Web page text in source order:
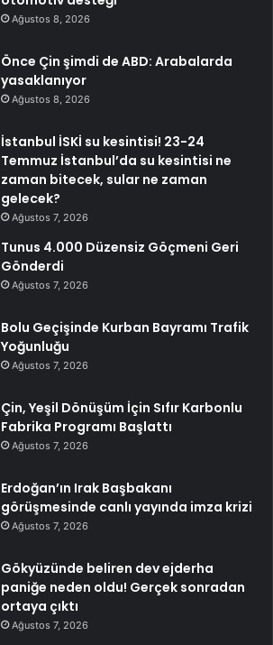
Ağustos 8, 2026
Önce Çin şimdi de ABD: Arabalarda
yasaklanıyor
Ağustos 8, 2026
İstanbul İSKİ su kesintisi! 23-24
Temmuz İstanbul’da su kesintisi ne
zaman bitecek, sular ne zaman
gelecek?
Ağustos 7, 2026
Tunus 4.000 Düzensiz Göçmeni Geri
Gönderdi
Ağustos 7, 2026
Bolu Geçişinde Kurban Bayramı Trafik
Yoğunluğu
Ağustos 7, 2026
Çin, Yeşil Dönüşüm İçin Sıfır Karbonlu
Fabrika Programı Başlattı
Ağustos 7, 2026
Erdoğan’ın Irak Başbakanı
görüşmesinde canlı yayında imza krizi
Ağustos 7, 2026
Gökyüzünde beliren dev ejderha
paniğe neden oldu! Gerçek sonradan
ortaya çıktı
Ağustos 7, 2026